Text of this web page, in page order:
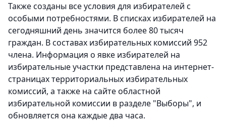
Также созданы все условия для избирателей с
особыми потребностями. В списках избирателей на
сегодняшний день значится более 80 тысяч
граждан. В составах избирательных комиссий 952
члена. Информация о явке избирателей на
избирательные участки представлена на интернет-
страницах территориальных избирательных
комиссий, а также на сайте областной
избирательной комиссии в разделе "Выборы", и
обновляется она каждые два часа.